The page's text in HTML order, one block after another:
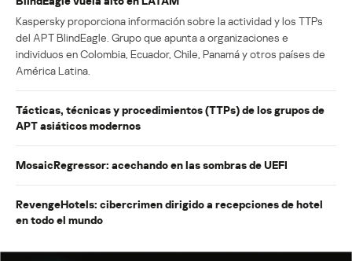
Kaspersky proporciona información sobre la actividad y los TTPs
del APT BlindEagle. Grupo que apunta a organizaciones e
individuos en Colombia, Ecuador, Chile, Panamá y otros países de
América Latina.
Tácticas, técnicas y procedimientos (TTPs) de los grupos de
APT asiáticos modernos
MosaicRegressor: acechando en las sombras de UEFI
RevengeHotels: cibercrimen dirigido a recepciones de hotel
en todo el mundo